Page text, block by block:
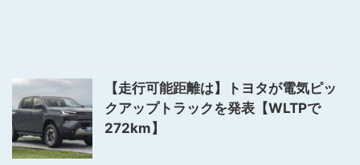
【走行可能距離は】トヨタが電気ピッ
クアップトラックを発表【WLTPで
272km】